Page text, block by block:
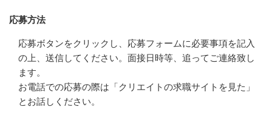
応募方法
応募ボタンをクリックし、応募フォームに必要事項を記入
の上、送信してください。面接日時等、追ってご連絡致し
ます。
お電話での応募の際は「クリエイトの求職サイトを見た」
とお話しください。